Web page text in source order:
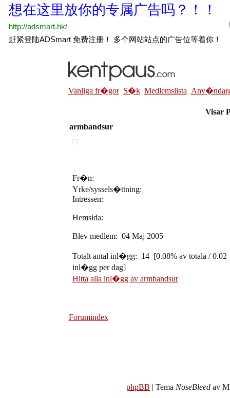
Vanliga fr�gor S�k Medlemslista
Visar
armbandsur
Fr�n:
Yrke/syssels�ttning:
Intressen:
Hemsida:
Blev medlem: 04 Maj 2005
Totalt antal inl�gg: 14 [0.08% av totala / 0.02
inl�gg per dag]
Hitta alla inl�gg av armbandsur
Forumindex
phpBB | Tema NoseBleed av